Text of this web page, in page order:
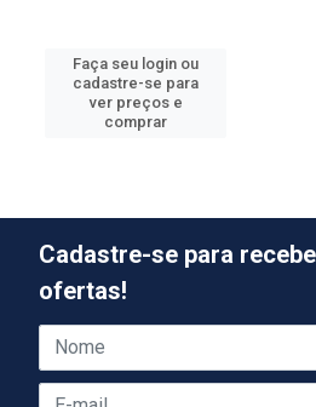
Faça seu login ou
cadastre-se para
ver preços e
comprar
Cadastre-se para
ofertas!